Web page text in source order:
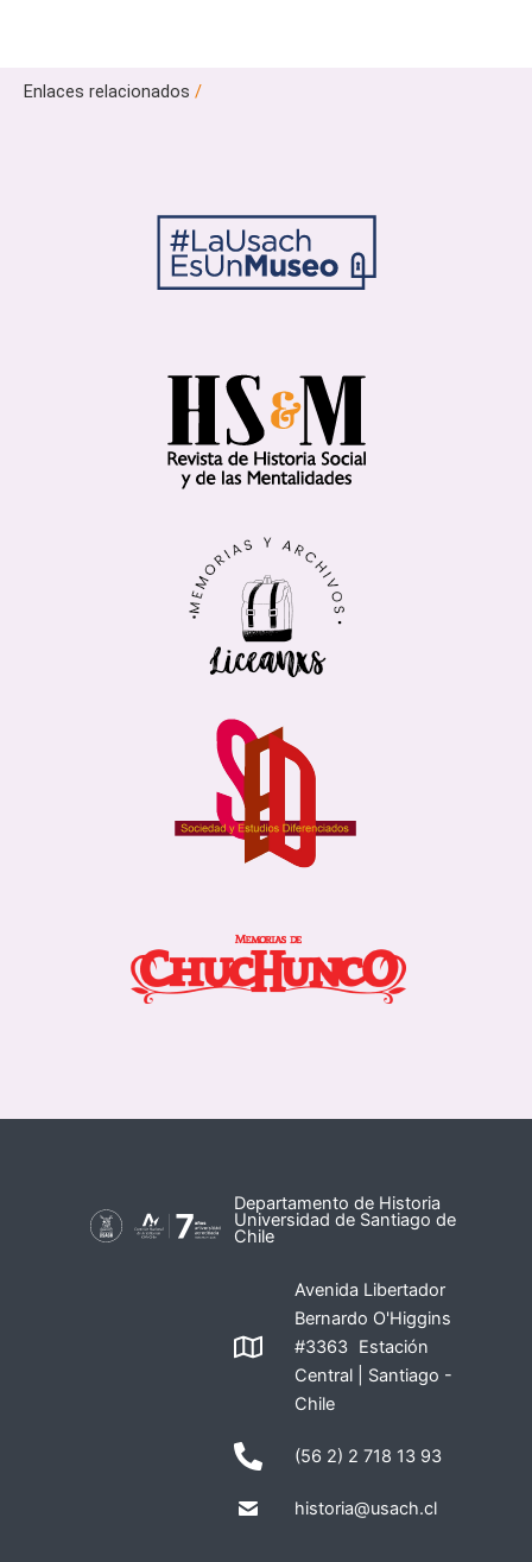
Enlaces relacionados /
Departamento de Historia
Universidad de Santiago de
Chile
Avenida Libertador
Bernardo O'Higgins
#3363 Estación
Central | Santiago -
Chile
(56 2) 2 718 13 93
historia@usach.cl